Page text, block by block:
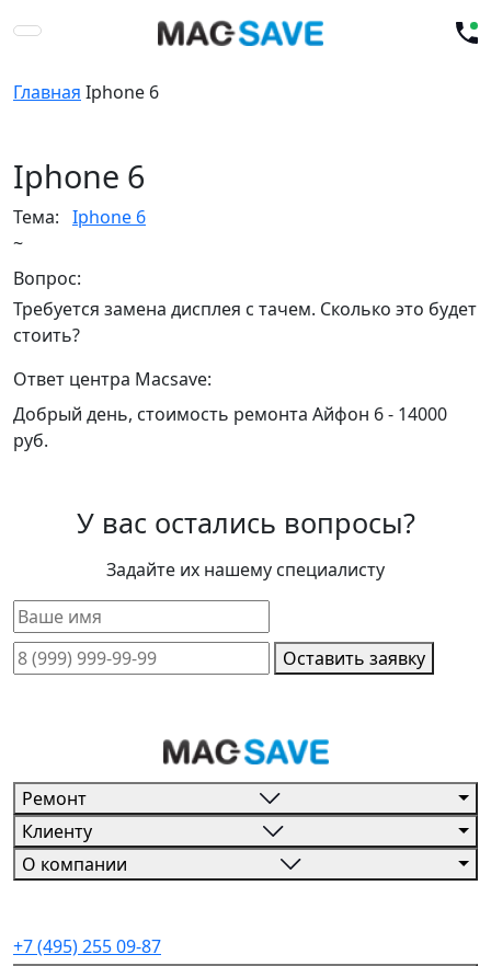
Главная Iphone 6
Iphone 6
Тема: Iphone 6
~
Вопрос:
Требуется замена дисплея с тачем. Сколько это будет
стоить?
Ответ центра Macsave:
Добрый день, стоимость ремонта Айфон 6 - 14000
руб.
У вас остались вопросы?
Задайте их нашему специалисту
Оставить заявку
Ремонт
Клиенту
О компании
+7 (495) 255 09-87